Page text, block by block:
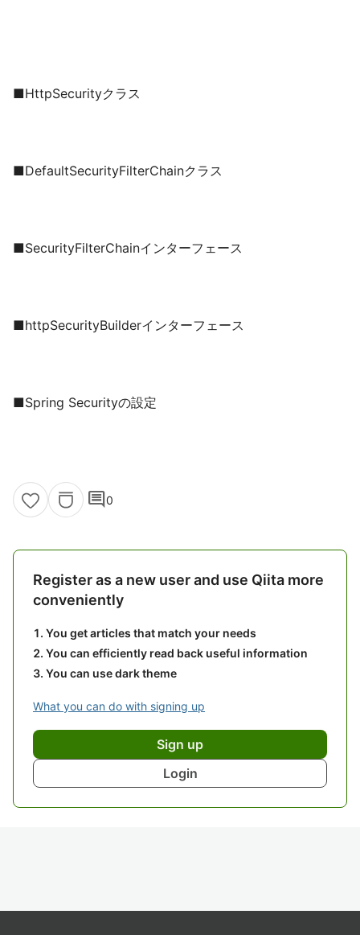
■HttpSecurityクラス
■DefaultSecurityFilterChainクラス
■SecurityFilterChainインターフェース
■httpSecurityBuilderインターフェース
■Spring Securityの設定
comment0
Register as a new user and use Qiita more
conveniently
You get articles that match your needs
You can efficiently read back useful information
You can use dark theme
What you can do with signing up
Sign up
Login